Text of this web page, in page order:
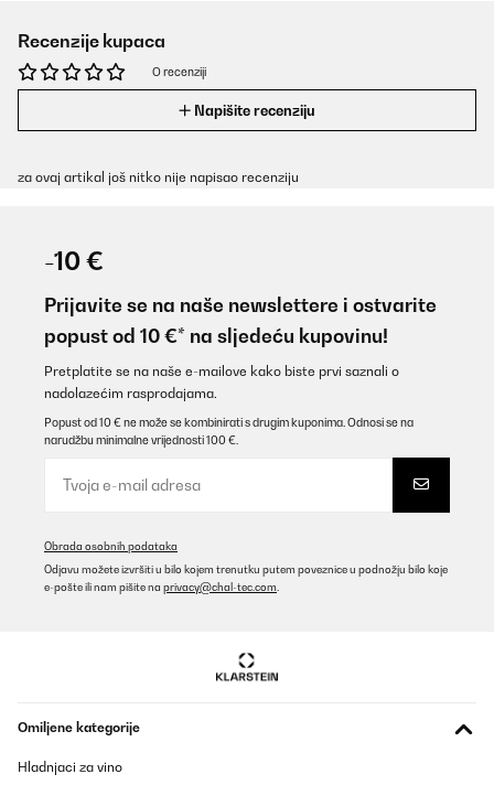
Recenzije kupaca
O recenziji
Napišite recenziju
za ovaj artikal još nitko nije napisao recenziju
-10 €
Prijavite se na naše newslettere i ostvarite
popust od 10 €* na sljedeću kupovinu!
Pretplatite se na naše e-mailove kako biste prvi saznali o
nadolazećim rasprodajama.
Popust od 10 € ne može se kombinirati s drugim kuponima. Odnosi se na
narudžbu minimalne vrijednosti 100 €.
Obrada osobnih podataka
Odjavu možete izvršiti u bilo kojem trenutku putem poveznice u podnožju bilo koje
e-pošte ili nam pišite na privacy@chal-tec.com
Omiljene kategorije
Hladnjaci za vino